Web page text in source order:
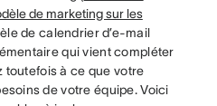
de marketing sur les
de calendrier d’e-mail
qui vient compléter
toutefois à ce que votre
de votre équipe. Voici